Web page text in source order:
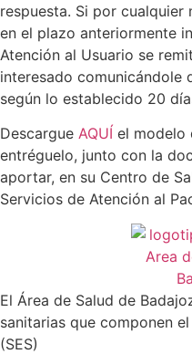
respuesta. Si por
en el plazo anteriormente
Atención al Usuario se
interesado comunicándole
según lo establecido 20
Descargue AQUÍ el modelo
entréguelo, junto con la
aportar, en su Centro de
Servicios de Atención al
El Área de Salud de
sanitarias que componen
(SES)